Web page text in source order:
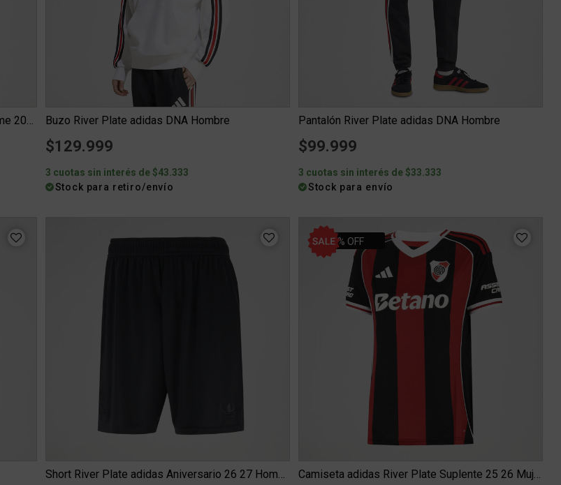
Camiseta River Plate adidas Tercer Uniforme 2026 Hombre Buzo River Plate adidas DNA Hombre
$129.999
3 cuotas sin interés de $43.333
Stock para retiro/envío
Pantalón River Plate adidas DNA Hombre
$99.999
3 cuotas sin interés de $33.333
Stock para envío
Short River Plate adidas Aniversario 26 27 Hombre
35% OFF
Camiseta adidas River Plate Suplente 25 26 Mujer